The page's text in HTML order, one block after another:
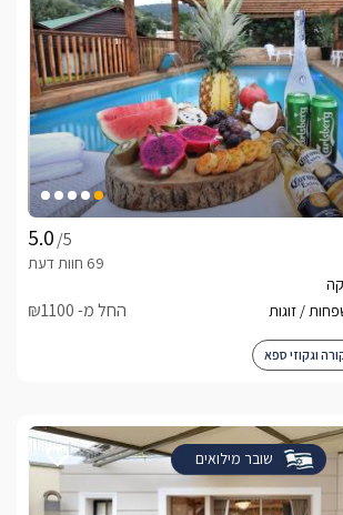
/5
החל מ- ₪1100
וגקוזי ספא
שובר מילואים